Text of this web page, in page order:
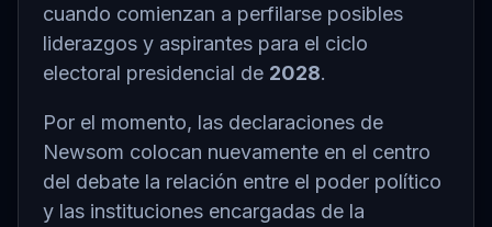
cuando comienzan a perfilarse posibles
liderazgos y aspirantes para el ciclo
electoral presidencial de 2028.
Por el momento, las declaraciones de
Newsom colocan nuevamente en el centro
del debate la relación entre el poder político
y las instituciones encargadas de la